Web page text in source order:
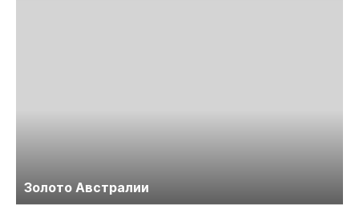
Золото Австралии